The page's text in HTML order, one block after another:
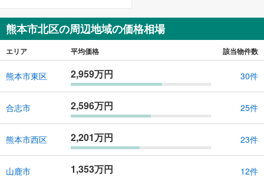
熊本市北区の周辺地域の価格相場
エリア 平均価格 該当物件数
熊本市東区 2,959万円 30件
合志市 2,596万円 25件
熊本市西区 2,201万円 23件
山鹿市 1,353万円 12件